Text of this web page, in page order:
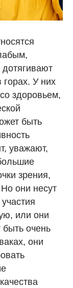
У них
здоровьем,
быть
уважают,
зрения,
они несут
или они
быть очень
они